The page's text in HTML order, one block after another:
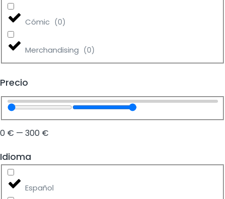
Cómic (0)
Merchandising (0)
Precio
0 € — 300 €
Idioma
Español